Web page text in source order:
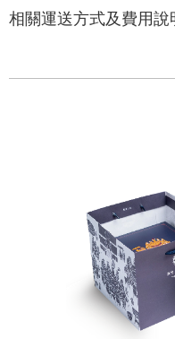
相關運送方式及費用說